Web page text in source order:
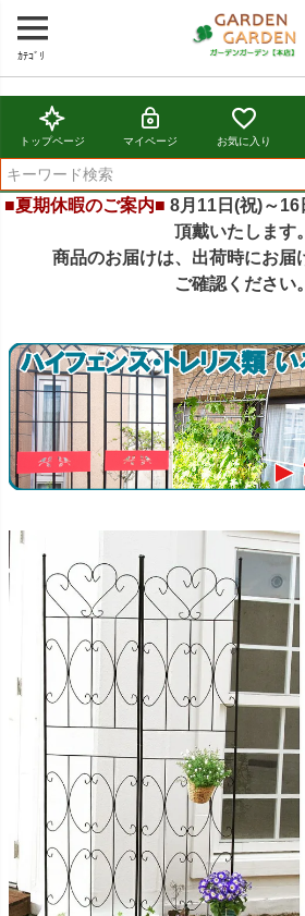
ｶﾃｺﾞﾘ
トップページ マイページ お気に入り
■夏期休暇のご案内■ 8月11日(祝)～16
頂戴いたします。
商品のお届けは、出荷時にお届け
ご確認ください。